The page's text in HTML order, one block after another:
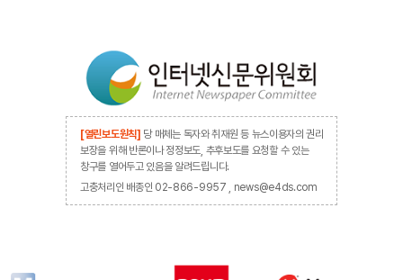
[열린보도원칙] 당 매체는 독자와 취재원 등 뉴스이용자의 권리
보장을 위해 반론이나 정정보도, 추후보도를 요청할 수 있는
창구를 열어두고 있음을 알려드립니다.
고충처리인 배종인 02-866-9957 , news@e4ds.com